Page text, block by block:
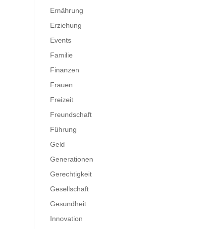
Ernährung
Erziehung
Events
Familie
Finanzen
Frauen
Freizeit
Freundschaft
Führung
Geld
Generationen
Gerechtigkeit
Gesellschaft
Gesundheit
Innovation